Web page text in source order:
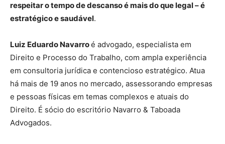
respeitar o tempo de descanso é mais do que legal – é
estratégico e saudável.
Luiz Eduardo Navarroé advogado, especialista em
Direito e Processo do Trabalho, com ampla experiência
em consultoria jurídica e contencioso estratégico. Atua
há mais de 19 anos no mercado, assessorando empresas
e pessoas físicas em temas complexos e atuais do
Direito. É sócio do escritório Navarro & Taboada
Advogados.